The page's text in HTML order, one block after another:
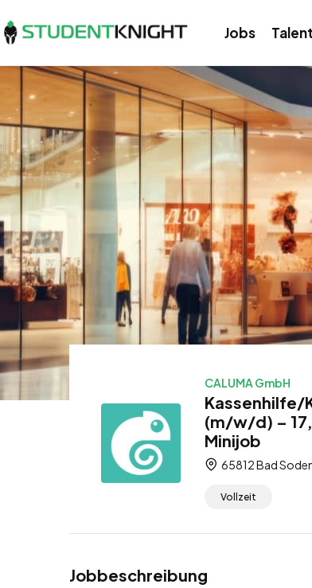
Jobs
CALUMA GmbH
Kassenhilfe/
(m/w/d) –
Minijob
65812 Bad
Vollzeit
Jobbeschreibung